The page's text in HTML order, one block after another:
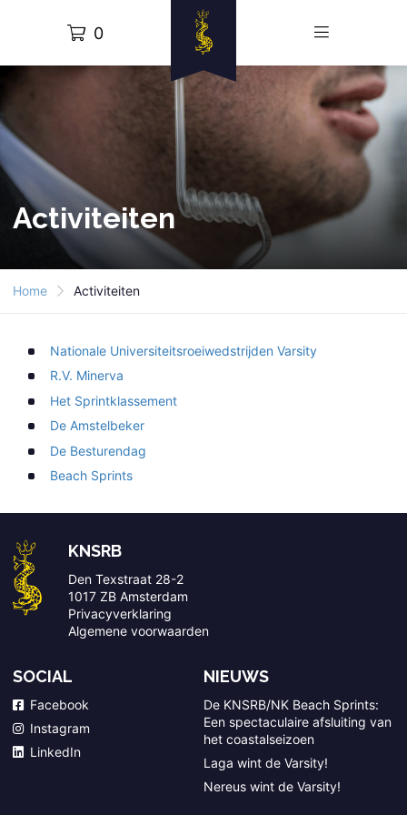
0
Activiteiten
Home Activiteiten
Nationale Universiteitsroeiwedstrijden Varsity
R.V. Minerva
Het Sprintklassement
De Amstelbeker
De Besturendag
Beach Sprints
KNSRB
Den Texstraat 28-2
1017 ZB Amsterdam
Privacyverklaring
Algemene voorwaarden
SOCIAL
Facebook
Instagram
LinkedIn
NIEUWS
De KNSRB/NK Beach Sprints:
Een spectaculaire afsluiting van
het coastalseizoen
Laga wint de Varsity!
Nereus wint de Varsity!